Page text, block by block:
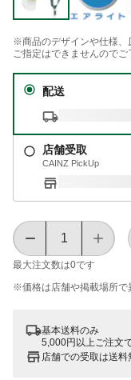
※商品のデザインや仕様、
ご指定はできませんのでご
配送
店舗受取
CAINZ PickUp
最大注文数は0です
※価格は​店舗や​掲載場所で​
基本送料のみ
5,000円以上ご注文
店舗での受取は送料